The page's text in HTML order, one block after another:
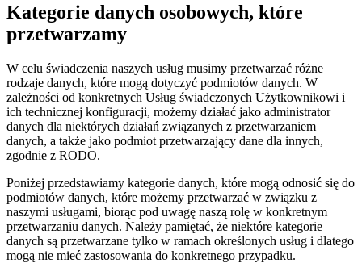
Kategorie danych osobowych, które
przetwarzamy
W celu świadczenia naszych usług musimy przetwarzać różne
rodzaje danych, które mogą dotyczyć podmiotów danych. W
zależności od konkretnych Usług świadczonych Użytkownikowi i
ich technicznej konfiguracji, możemy działać jako administrator
danych dla niektórych działań związanych z przetwarzaniem
danych, a także jako podmiot przetwarzający dane dla innych,
zgodnie z RODO.
Poniżej przedstawiamy kategorie danych, które mogą odnosić się do
podmiotów danych, które możemy przetwarzać w związku z
naszymi usługami, biorąc pod uwagę naszą rolę w konkretnym
przetwarzaniu danych. Należy pamiętać, że niektóre kategorie
danych są przetwarzane tylko w ramach określonych usług i dlatego
mogą nie mieć zastosowania do konkretnego przypadku.